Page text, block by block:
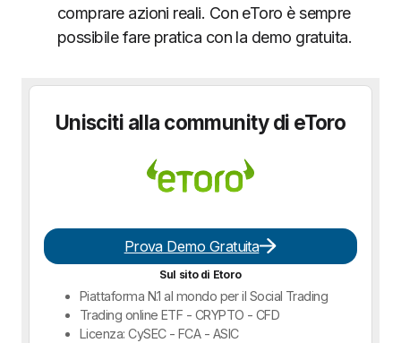
comprare azioni reali. Con eToro è sempre
possibile fare pratica con la demo gratuita.
Unisciti alla community di eToro
Prova Demo Gratuita
Sul sito di Etoro
Piattaforma N.1 al mondo per il Social Trading
Trading online ETF - CRYPTO - CFD
Licenza: CySEC - FCA - ASIC